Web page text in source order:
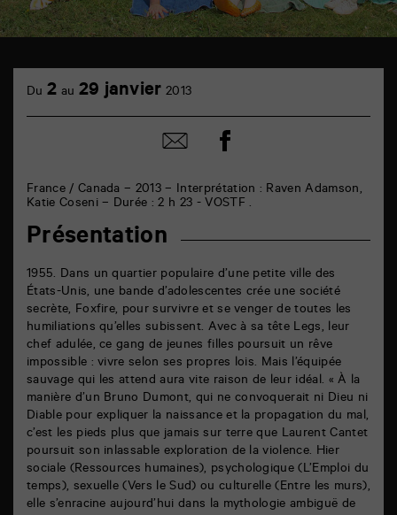
cinéma
PoitiersFrance / Canada – 2013 – Interprétation : Raven Adamson,
Katie Coseni – Durée : 2 h 23 - VOSTF .
Présentation
1955. Dans un quartier populaire d’une petite ville des
États-Unis, une bande d’adolescentes crée une société
secrète, Foxfire, pour survivre et se venger de toutes les
humiliations qu’elles subissent. Avec à sa tête Legs, leur
chef adulée, ce gang de jeunes filles poursuit un rêve
impossible : vivre selon ses propres lois. Mais l’équipée
sauvage qui les attend aura vite raison de leur idéal. « À la
manière d’un Bruno Dumont, qui ne convoquerait ni Dieu ni
Diable pour expliquer la naissance et la propagation du mal,
c’est les pieds plus que jamais sur terre que Laurent Cantet
poursuit son inlassable exploration de la violence. Hier
sociale (Ressources humaines), psychologique (L’Emploi du
temps), sexuelle (Vers le Sud) ou culturelle (Entre les murs),
elle s’enracine aujourd’hui dans la mythologie ambiguë de
Du 2 au 29 janvier 2013
Partager
par
Partager
sur